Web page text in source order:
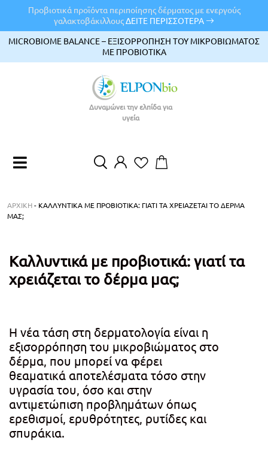
Προβιοτικά προϊόντα περιποίησης δέρματος με ενεργούς
γαλακτοβάκιλλουςΔΕΙΤΕ ΠΕΡΙΣΣΟΤΕΡΑ
MICROBIOME BALANCE – ΕΞΙΣΟΡΡΟΠΗΣΗ ΤΟΥ ΜΙΚΡΟΒΙΩΜΑΤΟΣ
ΜΕ ΠΡΟΒΙΟΤΙΚΑ
Δυναμώνει την ελπίδα για
υγεία
ΑΡΧΙΚΉ - ΚΑΛΛΥΝΤΙΚΆ ΜΕ ΠΡΟΒΙΟΤΙΚΆ: ΓΙΑΤΊ ΤΑ ΧΡΕΙΆΖΕΤΑΙ ΤΟ ΔΈΡΜΑ
ΜΑΣ;
Καλλυντικά με προβιοτικά: γιατί τα
χρειάζεται το δέρμα μας;
Η νέα τάση στη δερματολογία είναι η
εξισορρόπηση του μικροβιώματος στο
δέρμα, που μπορεί να φέρει
θεαματικά αποτελέσματα τόσο στην
υγρασία του, όσο και στην
αντιμετώπιση προβλημάτων όπως
ερεθισμοί, ερυθρότητες, ρυτίδες και
σπυράκια.